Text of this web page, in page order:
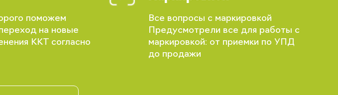
поможем
на новые
ККТ согласно
Все вопросы с маркировкой
Предусмотрели все для работы с
маркировкой: от приемки по УПД
до продажи
индивидуальные